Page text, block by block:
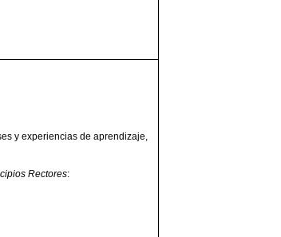
y experiencias de aprendizaje,
Rectores: